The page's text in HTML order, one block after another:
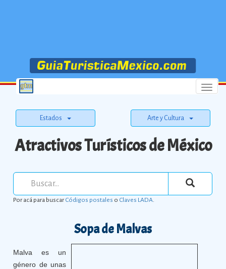
Menu
Estados Arte y Cultura
Atractivos Turísticos de México
Por acá para buscarCódigos postales o Claves LADA.
Sopa de Malvas
Malva es un
género de unas